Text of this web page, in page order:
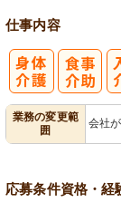
仕事内容
業務の変更範
囲
会社
応募条件資格・経